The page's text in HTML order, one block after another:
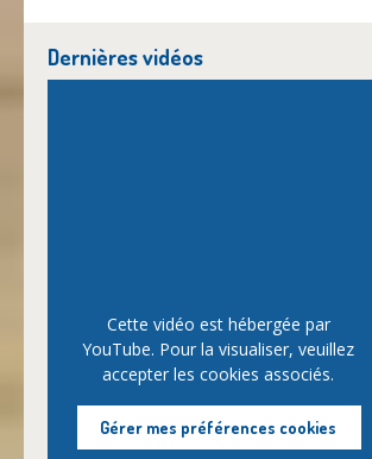
Dernières vidéos
Cette vidéo est hébergée par
YouTube. Pour la visualiser, veuillez
accepter les cookies associés.
Gérer mes préférences cookies